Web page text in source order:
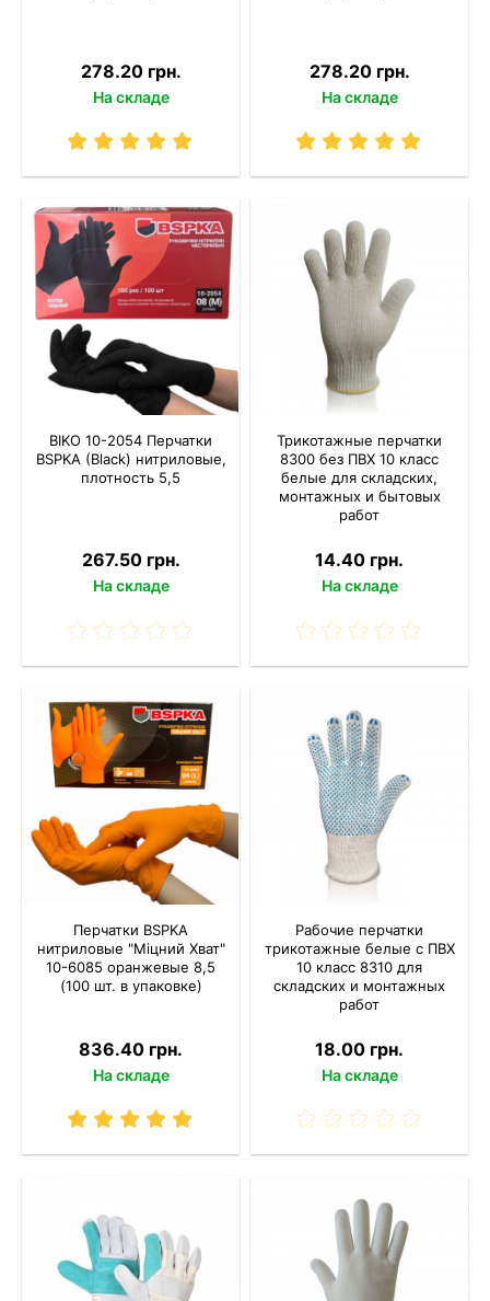
278.20 грн.
На складе
278.20 грн.
На складе
BIKO 10-2054 Перчатки
BSPKA (Black) нитриловые,
плотность 5,5
267.50 грн.
На складе
Трикотажные перчатки
8300 без ПВХ 10 класс
белые для складских,
монтажных и бытовых
работ
14.40 грн.
На складе
Перчатки BSPKA
нитриловые "Міцний Хват"
10-6085 оранжевые 8,5
(100 шт. в упаковке)
836.40 грн.
На складе
Рабочие перчатки
трикотажные белые с ПВХ
10 класс 8310 для
складских и монтажных
работ
18.00 грн.
На складе